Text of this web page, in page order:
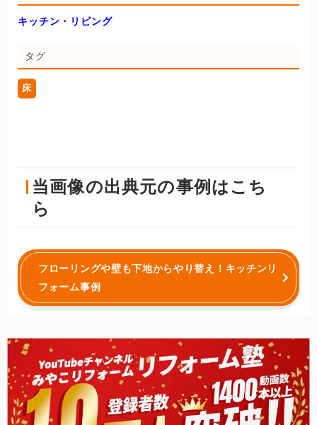
キッチン・リビング
タグ
床
当画像の出典元の事例はこち
ら
フローリングや壁も下地からやり替え！キッチンリ
フォーム事例